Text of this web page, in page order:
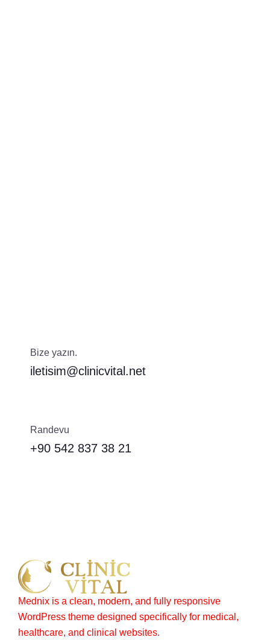
Bize yazın.
iletisim@clinicvital.net
Randevu
+90 542 837 38 21
Mednix is a clean, modern, and fully responsive
WordPress theme designed specifically for medical,
healthcare, and clinical websites.